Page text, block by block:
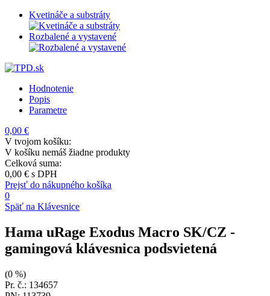
Kvetináče a substráty
Rozbalené a vystavené
Hodnotenie
Popis
Parametre
0,00 €
V tvojom košíku:
V košíku nemáš žiadne produkty
Celková suma:
0,00 € s DPH
Prejsť do nákupného košíka
0
Späť na Klávesnice
Hama uRage Exodus Macro SK/CZ -
gamingová klávesnica podsvietená
(0 %)
Pr. č.: 134657